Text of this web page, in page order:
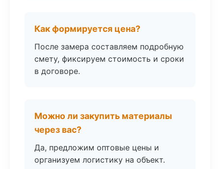
Как формируется цена?
После замера составляем подробную
смету, фиксируем стоимость и сроки
в договоре.
Можно ли закупить материалы
через вас?
Да, предложим оптовые цены и
организуем логистику на объект.